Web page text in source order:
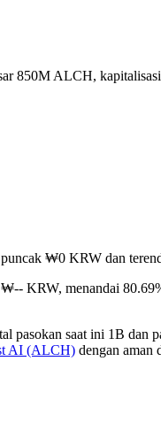
850M ALCH,
puncak ₩0 KRW dan
KRW, menandai
saat ini 1B dan
AI (ALCH) dengan aman